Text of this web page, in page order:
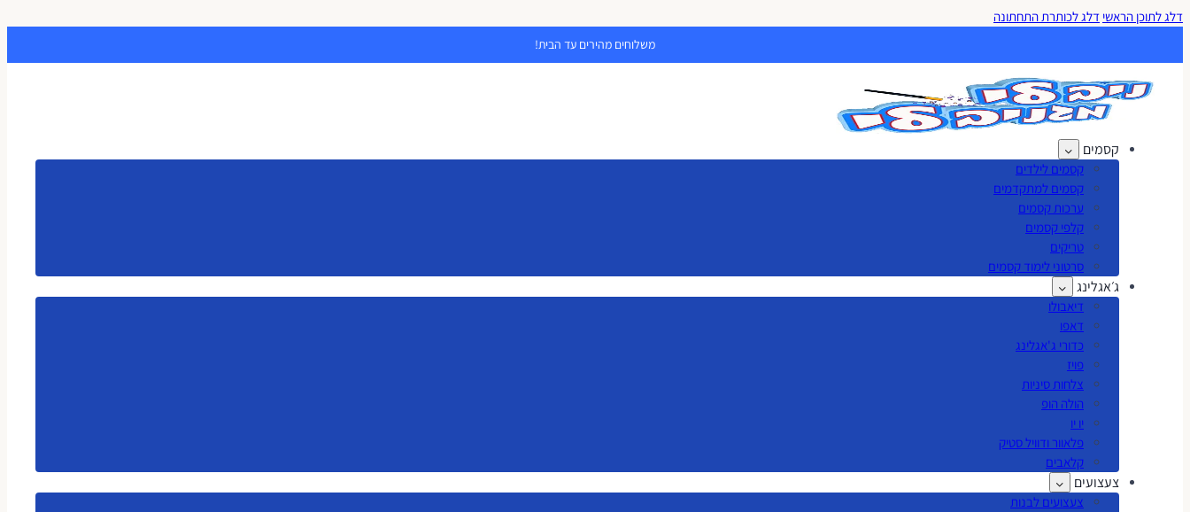
דלג לתוכן הראשי דלג לכותרת התחתונה
משלוחים מהירים עד הבית!
קסמים
קסמים לילדים
קסמים למתקדמים
ערכות קסמים
קלפי קסמים
טריקים
סרטוני לימוד קסמים
ג׳אגלינג
דיאבולו
דאפו
כדורי ג'אגלינג
פויז
צלחות סיניות
הולה הופ
יו יו
פלאוור ודוויל סטיק
קלאבים
צעצועים
צעצועים לבנות